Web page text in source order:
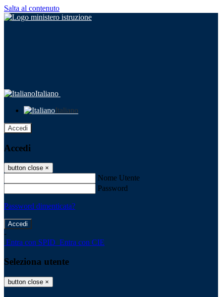
Salta al contenuto
Italiano
Italiano
Accedi
Accedi
button close ×
Nome Utente
Password
Password dimenticata?
-
Entra con SPID Entra con CIE
Seleziona utente
button close ×